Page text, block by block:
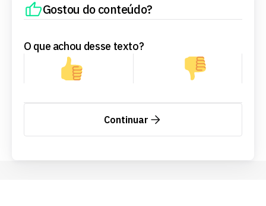
Gostou do conteúdo?
O que achou desse texto?
Continuar